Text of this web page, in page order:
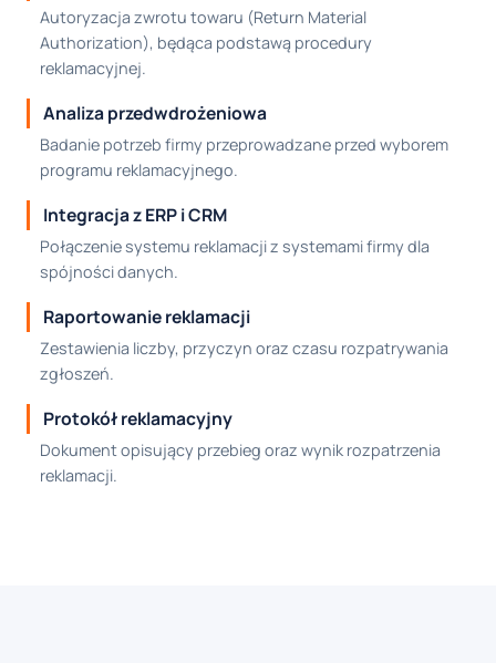
Autoryzacja zwrotu towaru (Return Material
Authorization), będąca podstawą procedury
reklamacyjnej.
Analiza przedwdrożeniowa
Badanie potrzeb firmy przeprowadzane przed wyborem
programu reklamacyjnego.
Integracja z ERP i CRM
Połączenie systemu reklamacji z systemami firmy dla
spójności danych.
Raportowanie reklamacji
Zestawienia liczby, przyczyn oraz czasu rozpatrywania
zgłoszeń.
Protokół reklamacyjny
Dokument opisujący przebieg oraz wynik rozpatrzenia
reklamacji.